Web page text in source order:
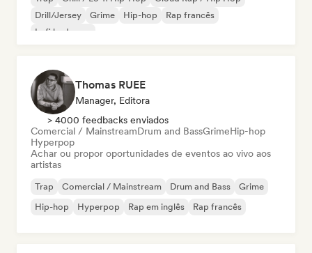
Drill/Jersey
Grime Hip-hop
Rap francês
Lofi bedroom
Thomas RUEE
Manager, Editora
> 4000 feedbacks enviados
Comercial / MainstreamDrum and BassGrimeHip-hop
Hyperpop
Achar ou propor oportunidades de eventos ao vivo aos
artistas
Trap Comercial / Mainstream Drum and Bass
Grime
Hip-hop
Hyperpop Rap em inglês Rap francês